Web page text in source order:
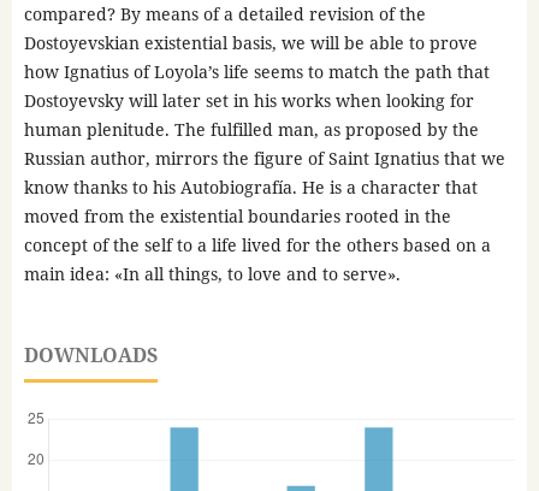
compared? By means of a detailed revision of the
Dostoyevskian existential basis, we will be able to prove
how Ignatius of Loyola’s life seems to match the path that
Dostoyevsky will later set in his works when looking for
human plenitude. The fulfilled man, as proposed by the
Russian author, mirrors the figure of Saint Ignatius that we
know thanks to his Autobiografía. He is a character that
moved from the existential boundaries rooted in the
concept of the self to a life lived for the others based on a
main idea: «In all things, to love and to serve».
DOWNLOADS